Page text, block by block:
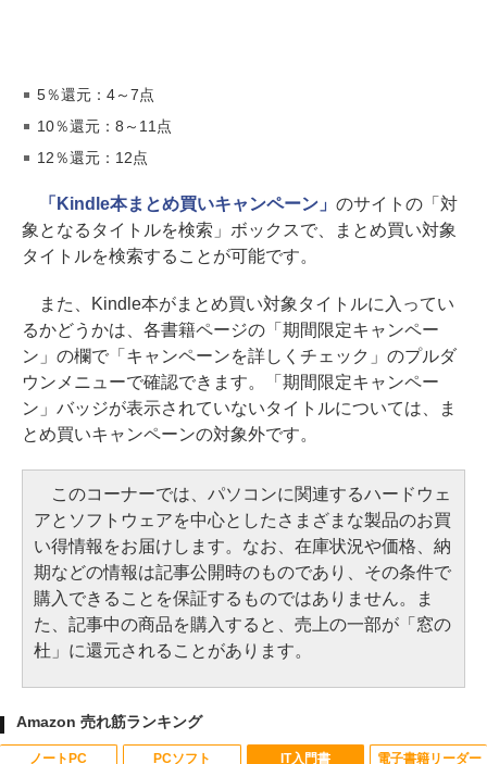
5％還元：4～7点
10％還元：8～11点
12％還元：12点
「Kindle本まとめ買いキャンペーン」 のサイトの「対
象となるタイトルを検索」ボックスで、まとめ買い対象
タイトルを検索することが可能です。
また、Kindle本がまとめ買い対象タイトルに入ってい
るかどうかは、各書籍ページの「期間限定キャンペー
ン」の欄で「キャンペーンを詳しくチェック」のプルダ
ウンメニューで確認できます。「期間限定キャンペー
ン」バッジが表示されていないタイトルについては、ま
とめ買いキャンペーンの対象外です。
このコーナーでは、パソコンに関連するハードウェ
アとソフトウェアを中心としたさまざまな製品のお買
い得情報をお届けします。なお、在庫状況や価格、納
期などの情報は記事公開時のものであり、その条件で
購入できることを保証するものではありません。ま
た、記事中の商品を購入すると、売上の一部が「窓の
杜」に還元されることがあります。
Amazon 売れ筋ランキング
ノートPC PCソフト IT入門書 電子書籍リーダー